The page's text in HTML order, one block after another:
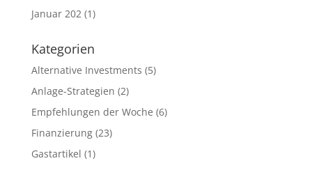
Januar 202(1)
Kategorien
Alternative Investments (5)
Anlage-Strategien (2)
Empfehlungen der Woche (6)
Finanzierung(23)
Gastartikel (1)